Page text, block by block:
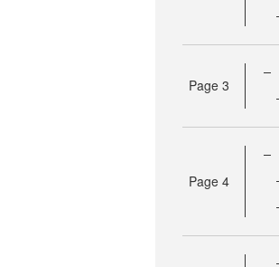
Page 3
Page 4